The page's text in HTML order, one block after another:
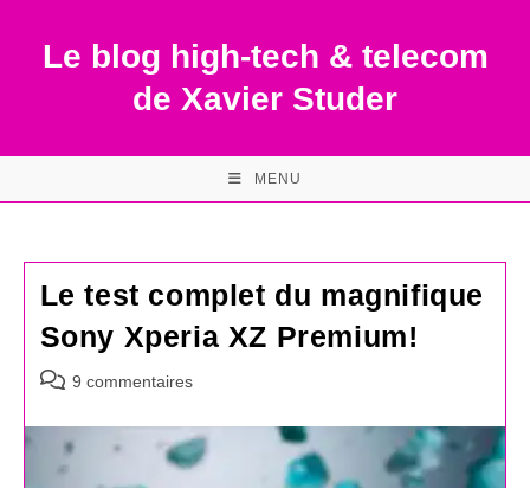
contentLe blog high-tech & telecom
de Xavier Studer
MENU
Le test complet du magnifique
Sony Xperia XZ Premium!
Commentaires
la
publication :
9 commentaires